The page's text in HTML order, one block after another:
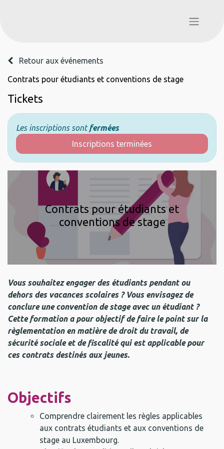
Retour aux événements
Contrats pour étudiants et conventions de stage
Tickets
Les inscriptions sontfermées
Inscriptions terminées
Contrats pour étudiants et
conventions de stage
Vous souhaitez engager des étudiants pendant ou
dehors des vacances scolaires ? Vous envisagez de
conclure une convention de stage avec un étudiant ?
Cette formation a pour objectif de faire le point sur la
règlementation en matière de droit du travail, de
sécurité sociale et de fiscalité qui est applicable pour
ces contrats destinés aux jeunes.
Objectifs
Comprendre clairement les règles applicables
aux contrats étudiants et aux conventions de
stage au Luxembourg.